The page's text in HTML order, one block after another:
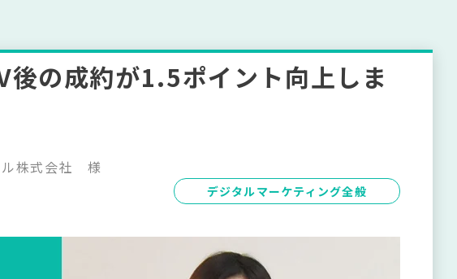
後の成約が1.5ポイント向上しま
ル株式会社 様
デジタルマーケティング全般